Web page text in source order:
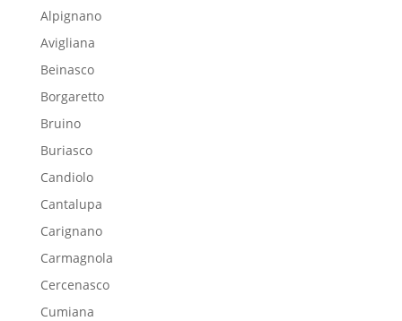
Alpignano
Avigliana
Beinasco
Borgaretto
Bruino
Buriasco
Candiolo
Cantalupa
Carignano
Carmagnola
Cercenasco
Cumiana